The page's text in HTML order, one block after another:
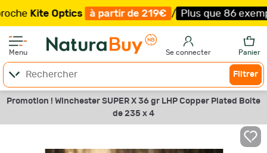
Optics à partir de 219€ / Plus que 86 exemplaires !
Menu Se connecter Panier
Filtrer
Promotion ! Winchester SUPER X 36 gr LHP Copper Plated Boite
de 235 x 4